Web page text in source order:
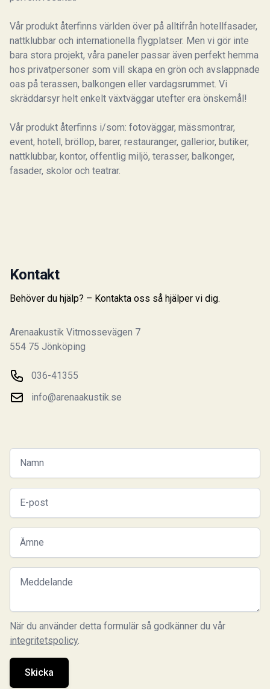
Vår produkt återfinns världen över på alltifrån hotellfasader,
nattklubbar och internationella flygplatser. Men vi gör inte
bara stora projekt, våra paneler passar även perfekt hemma
hos privatpersoner som vill skapa en grön och avslappnade
oas på terassen, balkongen eller vardagsrummet. Vi
skräddarsyr helt enkelt växtväggar utefter era önskemål!
Vår produkt återfinns i/som: fotoväggar, mässmontrar,
event, hotell, bröllop, barer, restauranger, gallerior, butiker,
nattklubbar, kontor, offentlig miljö, terasser, balkonger,
fasader, skolor och teatrar.
Kontakt
Behöver du hjälp? – Kontakta oss så hjälper vi dig.
Arenaakustik Vitmossevägen 7
554 75 Jönköping
Phone number
036-41355
Email info@arenaakustik.se
Your name
Your email
Subject
Message
När du använder detta formulär så godkänner du vår
integritetspolicy.